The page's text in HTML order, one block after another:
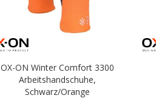
OX-ON Winter Comfort 3300
Arbeitshandschuhe,
Schwarz/Orange